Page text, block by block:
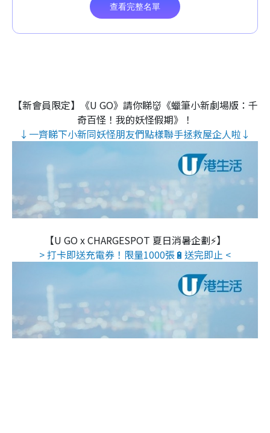
【新會員限定】《U GO》請你睇👹《蠟筆小新劇場版：千
奇百怪！我的妖怪假期》！
↓一齊睇下小新同妖怪朋友們點樣聯手拯救屋企人啦↓
【U GO x CHARGESPOT 夏日消暑企劃⚡】
> 打卡即送充電券！限量1000張🔋送完即止 <